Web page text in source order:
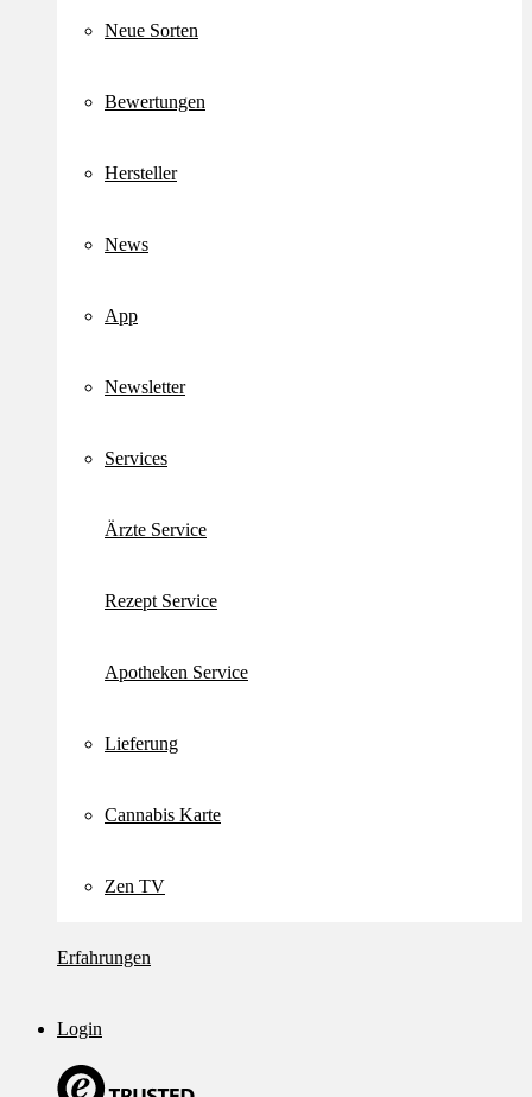
Neue Sorten
Bewertungen
Hersteller
News
App
Newsletter
Services
Ärzte Service
Rezept Service
Apotheken Service
Lieferung
Cannabis Karte
Zen TV
Erfahrungen
Login